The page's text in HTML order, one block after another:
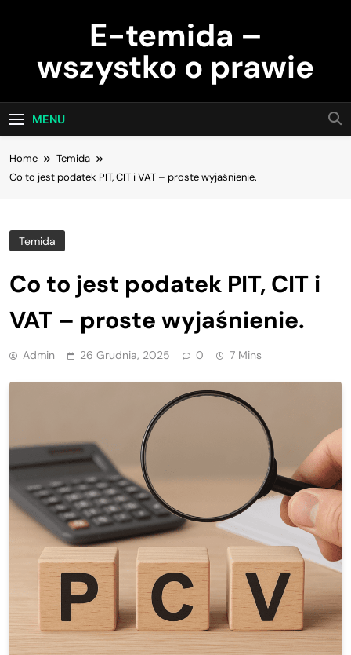
E-temida –
wszystko o prawie
MENU
Home
Temida
Co to jest podatek PIT, CIT i VAT – proste wyjaśnienie.
Temida
Co to jest podatek PIT, CIT i
VAT – proste wyjaśnienie.
Admin 26 Grudnia, 2025 0 7 Mins